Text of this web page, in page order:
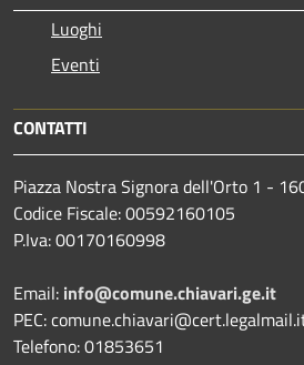
Luoghi
Eventi
CONTATTI
Piazza Nostra Signora dell'Orto 1 -
Codice Fiscale: 00592160105
P.Iva: 00170160998
Email: info@comune.chiavari.ge.it
PEC:
Telefono: 01853651